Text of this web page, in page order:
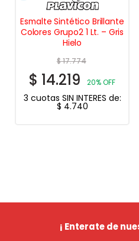
Esmalte Sintético Brillante
Colores Grupo2 1 Lt. – Gris
Hielo
$17.774
$ 14.219 20% OFF
3 cuotas SIN INTERES de:
$ 4.740
¡ Enterate de